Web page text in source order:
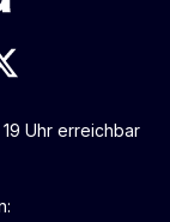
Uhr erreichbar